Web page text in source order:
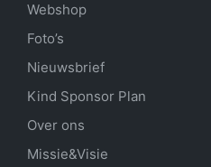
Webshop
Foto’s
Nieuwsbrief
Kind Sponsor Plan
Over ons
Missie&Visie